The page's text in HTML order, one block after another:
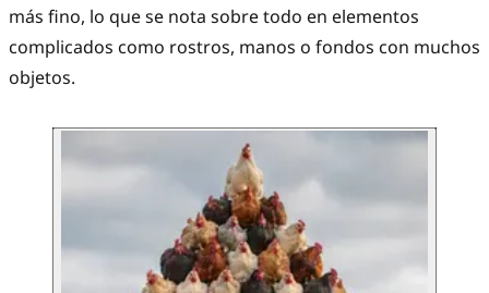
más fino, lo que se nota sobre todo en elementos
complicados como rostros, manos o fondos con muchos
objetos.